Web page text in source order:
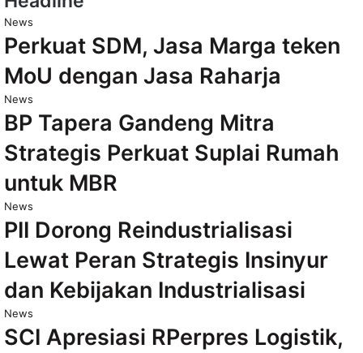
News
Perkuat SDM, Jasa Marga teken
MoU dengan Jasa Raharja
News
BP Tapera Gandeng Mitra
Strategis Perkuat Suplai Rumah
untuk MBR
News
PII Dorong Reindustrialisasi
Lewat Peran Strategis Insinyur
dan Kebijakan Industrialisasi
News
SCI Apresiasi RPerpres Logistik,